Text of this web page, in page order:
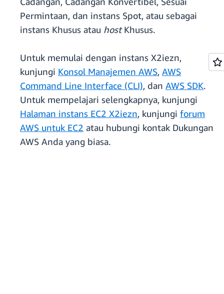
Permintaan, dan instans Spot, atau sebagai
instans Khusus atau hostKhusus.
Untuk memulai dengan instans X2iezn,
kunjungi Konsol Manajemen AWS, AWS
Command Line Interface (CLI), dan AWS SDK.
Untuk mempelajari selengkapnya, kunjungi
Halaman instans EC2 X2iezn, kunjungi forum
AWS untuk EC2 atau hubungi kontak Dukungan
AWS Anda yang biasa.